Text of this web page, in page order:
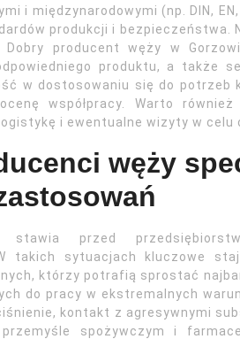
i międzynarodowymi (np. DIN,
produkcji i bezpieczeństwa.
producent węży w
produktu, a także
w dostosowaniu się do potrzeb
współpracy. Warto
i ewentualne wizyty w celu
węży
stawia przed
takich sytuacjach kluczowe
którzy potrafią sprostać
do pracy w ekstremalnych
kontakt z agresywnymi
spożywczym i